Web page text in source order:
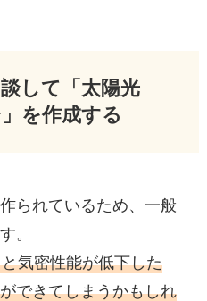
して「太陽光
を作成する
られているため、一般
。
気密性能が低下した
できてしまうかもしれ